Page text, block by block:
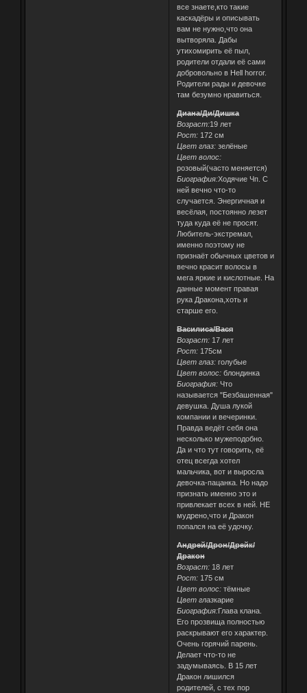
все знаете,кто такие
каскадёры и описывать
вам не нужно,что она
вытворяла. Дабы
утихомирить её пыл,
родители отдали её сами
добровольно в Hell horror.
Родители рады и девочке
там безумно нравиться.
Диана/Ди/Дишка
Возраст:19 лет
Рост:172 см
Цвет глаз:зелёные
Цвет волос:
розовый(часто меняется)
Биография:Ходячие Чп. С
ней вечно что-то
случается. Энергичная и
весёлая, постоянно лезет
туда куда её не просят.
Любитель-экстремал,
именно поэтому не
признаёт обычных цветов и
вечно красит волосы в
мега яркие и кислотные. На
данные момент правая
рука Дракона,хоть и
старше его.
Василиса/Вася
Возраст: 17 лет
Рост:175см
Цвет глаз:голубые
Цвет волос:блондинка
Биография:Что
называется "Безбашенная"
девушка. Душа лукой
компании и вечеринки.
Правда ведёт себя она
несколько мужеподобно.
Да и что тут говорить, её
отец всегда хотел
мальчика, вот и выросла
девочка-пацанка. Но надо
признать именно это и
привлекает всех в ней. НЕ
мудрено,что и Дракон
попался на её удочку.
Андрей/Дрон/Дрейк/
Дракон
Возраст:18 лет
Рост:175 см
Цвет волос:тёмные
Цвет глазкарие
Биография:Глава клана.
Его прозвища полностью
раскрывают его характер.
Очень горячий парень.
Делает что-то не
задумываясь. В 15 лет
Дракон лишился
родителей, с тех пор